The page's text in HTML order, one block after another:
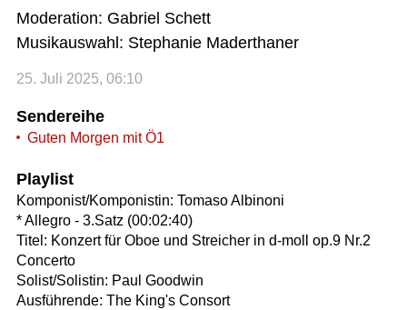
Moderation: Gabriel Schett
Musikauswahl: Stephanie Maderthaner
25. Juli 2025, 06:10
Sendereihe
Guten Morgen mit Ö1
Playlist
Komponist/Komponistin: Tomaso Albinoni
* Allegro - 3.Satz (00:02:40)
Titel: Konzert für Oboe und Streicher in d-moll op.9 Nr.2
Concerto
Solist/Solistin: Paul Goodwin
Ausführende: The King's Consort